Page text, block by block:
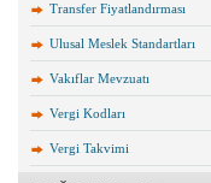
Transfer Fiyatlandırması
Ulusal Meslek Standartları
Vakıflar Mevzuatı
Vergi Kodları
Vergi Takvimi